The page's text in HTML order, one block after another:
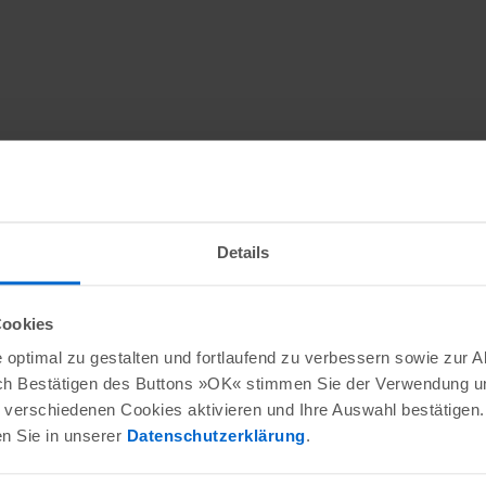
Details
zu gestalten und fortlaufend zu verbessern sowie zur
Bestätigen des Buttons »OK« stimmen Sie der Verwendung
Cookies aktivieren und Ihre Auswahl bestätigen.
Sie in unserer Datenschutzerklärung.